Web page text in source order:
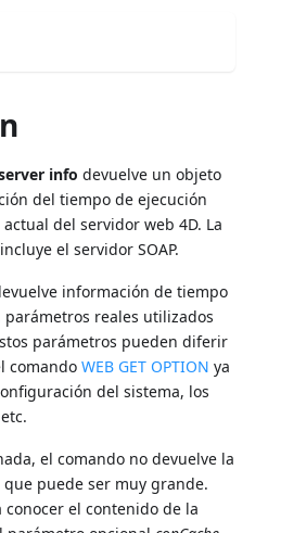
info devuelve un objeto
del tiempo de ejecución
del servidor web 4D. La
el servidor SOAP.
información de tiempo
parámetros reales utilizados
parámetros pueden diferir
comandoWEB GET OPTION ya
del sistema, los
el comando no devuelve la
puede ser muy grande.
conocer el contenido de la